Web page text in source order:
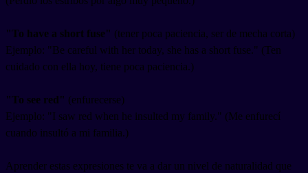
"To have a short fuse" (tener poca paciencia, ser de mecha corta)
Ejemplo: "Be careful with her today, she has a short fuse." (Ten
cuidado con ella hoy, tiene poca paciencia.)
"To see red" (enfurecerse)
Ejemplo: "I saw red when he insulted my family." (Me enfurecí
cuando insultó a mi familia.)
Aprender estas expresiones te va a dar un nivel de naturalidad que